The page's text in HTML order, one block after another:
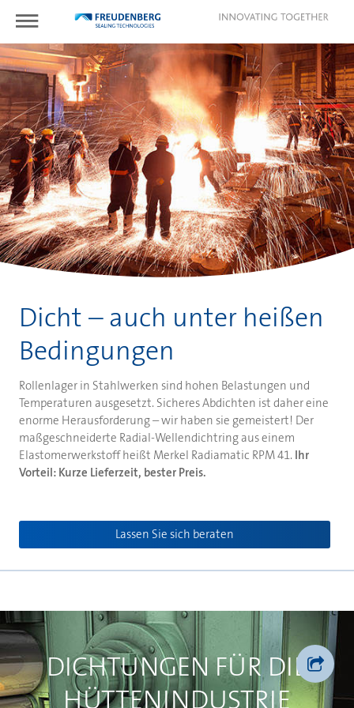
Dicht – auch unter heißen
Bedingungen
Rollenlager in Stahlwerken sind hohen Belastungen und
Temperaturen ausgesetzt. Sicheres Abdichten ist daher eine
enorme Herausforderung – wir haben sie gemeistert! Der
maßgeschneiderte Radial-Wellendichtring aus einem
Elastomerwerkstoff heißt Merkel Radiamatic RPM 41. Ihr
Vorteil: Kurze Lieferzeit, bester Preis.
Lassen Sie sich beraten
DICHTUNGEN FÜR DIE
HÜTTENINDUSTRIE